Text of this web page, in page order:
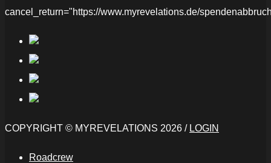
cancel_return="https://www.myrevelations.de/
COPYRIGHT © MYREVELATIONS 2026 / LOGIN
Roadcrew